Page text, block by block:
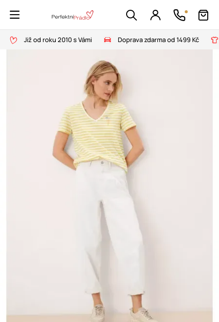
Již od roku 2010 s Vámi Doprava zdarma od 1499 Kč